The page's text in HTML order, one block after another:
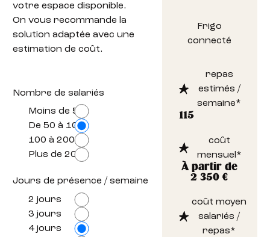
votre espace disponible.
On vous recommande la
solution adaptée avec une
estimation de coût.
Nombre de salariés
Moins de 50
De 50 à 100
100 à 200
Plus de 200
Jours de présence / semaine
2 jours
3 jours
4 jours
Frigo
connecté
repas
estimés /
semaine*
115
coût
mensuel*
À partir de
2 350 €
coût moyen
salariés /
repas*